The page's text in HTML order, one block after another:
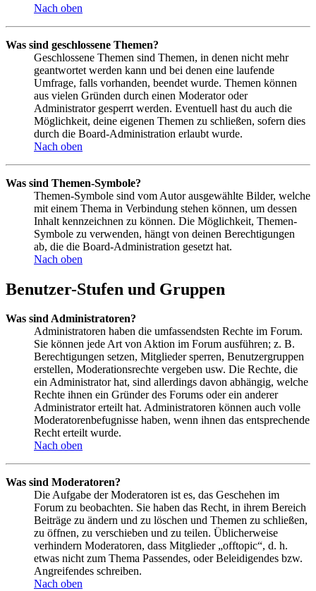
Nach oben
Was sind geschlossene Themen?
Geschlossene Themen sind Themen, in denen nicht mehr
geantwortet werden kann und bei denen eine laufende
Umfrage, falls vorhanden, beendet wurde. Themen können
aus vielen Gründen durch einen Moderator oder
Administrator gesperrt werden. Eventuell hast du auch die
Möglichkeit, deine eigenen Themen zu schließen, sofern dies
durch die Board-Administration erlaubt wurde.
Nach oben
Was sind Themen-Symbole?
Themen-Symbole sind vom Autor ausgewählte Bilder, welche
mit einem Thema in Verbindung stehen können, um dessen
Inhalt kennzeichnen zu können. Die Möglichkeit, Themen-
Symbole zu verwenden, hängt von deinen Berechtigungen
ab, die die Board-Administration gesetzt hat.
Nach oben
Benutzer-Stufen und Gruppen
Was sind Administratoren?
Administratoren haben die umfassendsten Rechte im Forum.
Sie können jede Art von Aktion im Forum ausführen; z. B.
Berechtigungen setzen, Mitglieder sperren, Benutzergruppen
erstellen, Moderationsrechte vergeben usw. Die Rechte, die
ein Administrator hat, sind allerdings davon abhängig, welche
Rechte ihnen ein Gründer des Forums oder ein anderer
Administrator erteilt hat. Administratoren können auch volle
Moderatorenbefugnisse haben, wenn ihnen das entsprechende
Recht erteilt wurde.
Nach oben
Was sind Moderatoren?
Die Aufgabe der Moderatoren ist es, das Geschehen im
Forum zu beobachten. Sie haben das Recht, in ihrem Bereich
Beiträge zu ändern und zu löschen und Themen zu schließen,
zu öffnen, zu verschieben und zu teilen. Üblicherweise
verhindern Moderatoren, dass Mitglieder „offtopic“, d. h.
etwas nicht zum Thema Passendes, oder Beleidigendes bzw.
Angreifendes schreiben.
Nach oben